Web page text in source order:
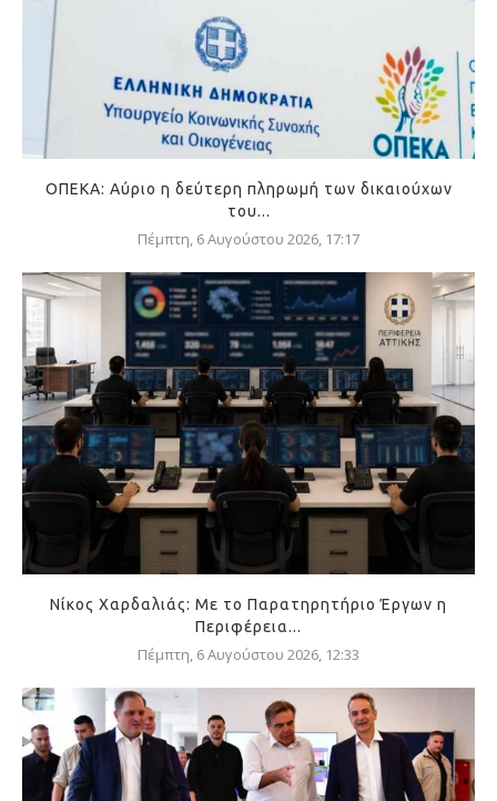
ΟΠΕΚΑ: Αύριο η δεύτερη πληρωμή των δικαιούχων
του...
Πέμπτη, 6 Αυγούστου 2026, 17:17
Νίκος Χαρδαλιάς: Με το Παρατηρητήριο Έργων η
Περιφέρεια...
Πέμπτη, 6 Αυγούστου 2026, 12:33